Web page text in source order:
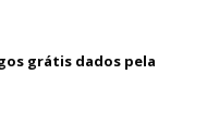
grátis dados pela